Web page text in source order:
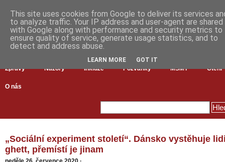
Zprávy Názory Inkluze Pozvánky MŠMT Čtení
O nás
„Sociální experiment století“. Dánsko vystěhuje
ghett, přemístí je jinam
This site uses cookies from Google to deliver its services
to analyze traffic. Your IP address and user-agent are shared
with Google along with performance and security metrics to
ensure quality of service, generate usage statistics, and to
detect and address abuse.
LEARN MORE GOT IT